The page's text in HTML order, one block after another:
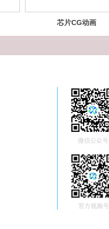
芯片CG动画
微信公众号
官方视频号